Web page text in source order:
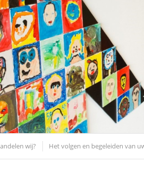
wij? Het volgen en begeleiden van